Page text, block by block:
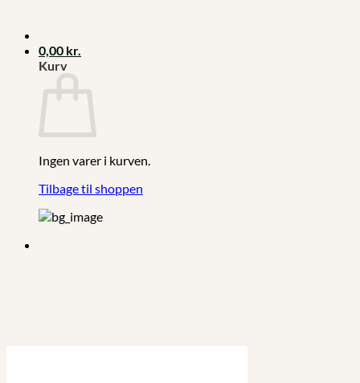
0,00 kr.
Kurv
Ingen varer i kurven.
Tilbage til shoppen